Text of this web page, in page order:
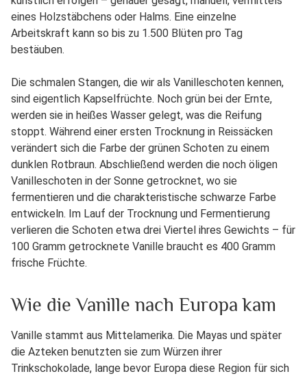
eines Holzstäbchens oder Halms. Eine einzelne
Arbeitskraft kann so bis zu 1.500 Blüten pro Tag
bestäuben.
Die schmalen Stangen, die wir als Vanilleschoten kennen,
sind eigentlich Kapselfrüchte. Noch grün bei der Ernte,
werden sie in heißes Wasser gelegt, was die Reifung
stoppt. Während einer ersten Trocknung in Reissäcken
verändert sich die Farbe der grünen Schoten zu einem
dunklen Rotbraun. Abschließend werden die noch öligen
Vanilleschoten in der Sonne getrocknet, wo sie
fermentieren und die charakteristische schwarze Farbe
entwickeln. Im Lauf der Trocknung und Fermentierung
verlieren die Schoten etwa drei Viertel ihres Gewichts – für
100 Gramm getrocknete Vanille braucht es 400 Gramm
frische Früchte.
Wie die Vanille nach Europa kam
Vanille stammt aus Mittelamerika. Die Mayas und später
die Azteken benutzten sie zum Würzen ihrer
Trinkschokolade, lange bevor Europa diese Region für sich